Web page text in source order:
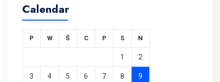
Calendar
P W Ś C P S N
1 2
3 4 5 6 7 8 9